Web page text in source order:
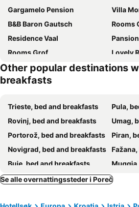
Gargamelo Pension
Villa
B&B Baron Gautsch
Rooms
Residence Vaal
Rooms Grof
Lovely
Nevija B&B
Other popular destinations
breakfasts
Trieste, bed and breakfasts
Pula,
Rovinj, bed and breakfasts
Umag,
Portorož, bed and breakfasts
Piran,
Novigrad, bed and breakfasts
Buje, bed and breakfasts
Funtana, bed and breakfasts
Tar-
Se alle overnattingssteder i Poreč